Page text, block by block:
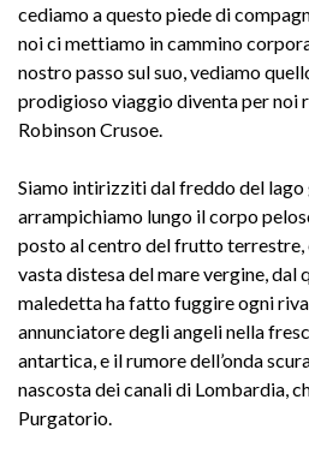
cediamo a questo piede di
noi ci mettiamo in cammino
nostro passo sul suo, vediamo
prodigioso viaggio diventa per noi
Robinson Crusoe.
Siamo intirizziti dal freddo del lago
arrampichiamo lungo il corpo
posto al centro del frutto terrestre,
vasta distesa del mare vergine, dal
maledetta ha fatto fuggire ogni
annunciatore degli angeli nella
antartica, e il rumore dell’onda
nascosta dei canali di Lombardia,
Purgatorio.